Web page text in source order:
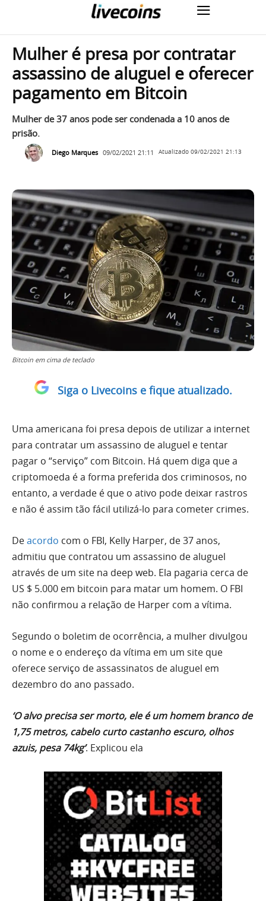
Mulher é presa por contratar
assassino de aluguel e oferecer
pagamento em Bitcoin
Mulher de 37 anos pode ser condenada a 10 anos de
prisão.
Diego Marques 09/02/2021 21:11 Atualizado 09/02/2021 21:13
Bitcoin em cima de teclado
Siga o Livecoins e fique atualizado.
Uma americana foi presa depois de utilizar a internet
para contratar um assassino de aluguel e tentar
pagar o “serviço” com Bitcoin. Há quem diga que a
criptomoeda é a forma preferida dos criminosos, no
entanto, a verdade é que o ativo pode deixar rastros
e não é assim tão fácil utilizá-lo para cometer crimes.
Deacordo com o FBI, Kelly Harper, de 37 anos,
admitiu que contratou um assassino de aluguel
através de um site na deep web. Ela pagaria cerca de
US $ 5.000 em bitcoin para matar um homem. O FBI
não confirmou a relação de Harper com a vítima.
Segundo o boletim de ocorrência, a mulher divulgou
o nome e o endereço da vítima em um site que
oferece serviço de assassinatos de aluguel em
dezembro do ano passado.
‘O alvo precisa ser morto, ele é um homem branco de
1,75 metros, cabelo curto castanho escuro, olhos
azuis, pesa 74kg’. Explicou ela